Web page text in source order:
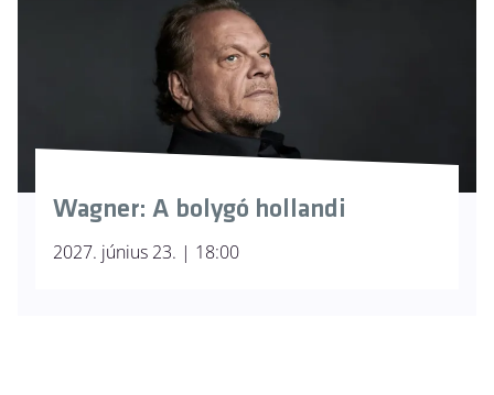
Wagner: A bolygó hollandi
2027. június 23. | 18:00